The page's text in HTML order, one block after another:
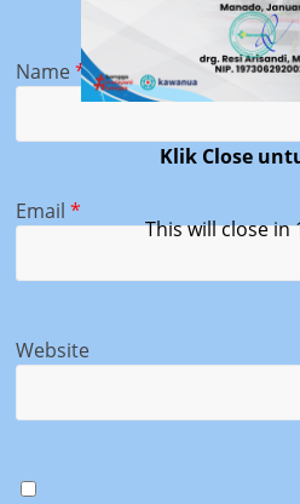
Name*
Email*
Website
Klik Close
This will close in